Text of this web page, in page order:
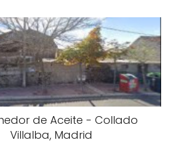
de Aceite - Collado
Villalba, Madrid